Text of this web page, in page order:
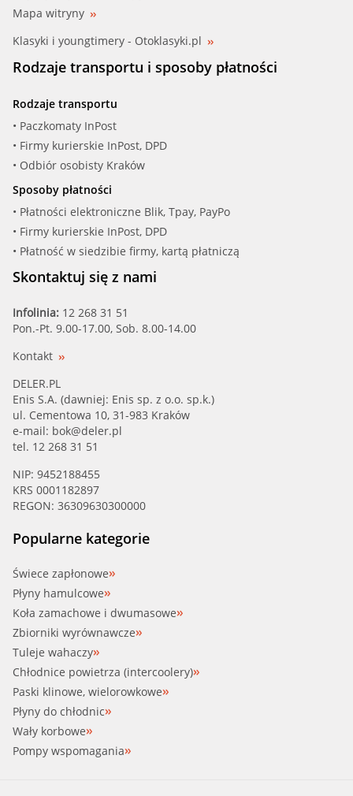
Mapa witryny
Klasyki i youngtimery - Otoklasyki.pl
Rodzaje transportu i sposoby płatności
Rodzaje transportu
• Paczkomaty InPost
• Firmy kurierskie InPost, DPD
• Odbiór osobisty Kraków
Sposoby płatności
• Płatności elektroniczne Blik, Tpay, PayPo
• Firmy kurierskie InPost, DPD
• Płatność w siedzibie firmy, kartą płatniczą
Skontaktuj się z nami
Infolinia: 12 268 31 51
Pon.-Pt. 9.00-17.00, Sob. 8.00-14.00
Kontakt
DELER.PL
Enis S.A. (dawniej: Enis sp. z o.o. sp.k.)
ul. Cementowa 10, 31-983 Kraków
e-mail: bok@deler.pl
tel. 12 268 31 51
NIP: 9452188455
KRS 0001182897
REGON: 36309630300000
Popularne kategorie
Świece zapłonowe
Płyny hamulcowe
Koła zamachowe i dwumasowe
Zbiorniki wyrównawcze
Tuleje wahaczy
Chłodnice powietrza (intercoolery)
Paski klinowe, wielorowkowe
Płyny do chłodnic
Wały korbowe
Pompy wspomagania